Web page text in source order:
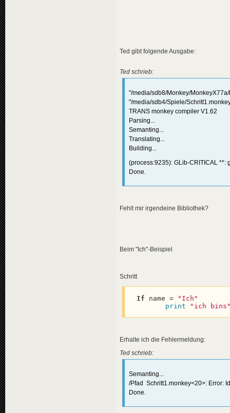
Ted gibt folgende Ausgabe:
Ted schrieb:
"/media/sdb8/Monkey/
"/media/sdb4/Spiele/
TRANS monkey compiler V1.62
Parsing...
Semanting...
Translating...
Building...
(process:9235): GLib-CRITICAL **:
Done.
Fehlt mir irgendeine Bibliothek?
Beim "Ich"-Beispiel
Schritt
If name =
"Ich"
print
"ich
Erhalte ich die Fehlermeldung:
Ted schrieb:
Semanting...
/Pfad Schritt1.monkey<20>: Error:
Done.